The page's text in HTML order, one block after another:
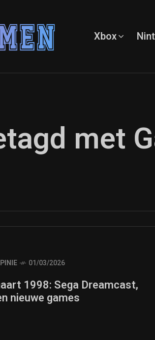
Xbox
met
01/03/2026
1998: Sega Dreamcast,
nieuwe games